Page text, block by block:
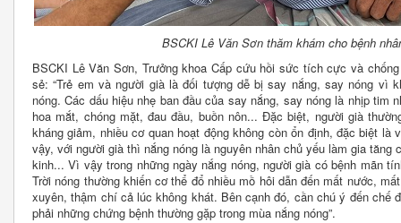
BSCKI Lê Văn Sơn thăm khám cho bệnh
BSCKI Lê Văn Sơn, Trưởng khoa Cấp cứu hồi sức tích cực và
sẻ: “Trẻ em và người già là đối tượng dễ bị say nắng, say nóng vì
nóng. Các dấu hiệu nhẹ ban đầu của say nắng, say nóng là nhịp tim
hoa mắt, chóng mặt, đau đầu, buồn nôn... Đặc biệt, người già
kháng giảm, nhiều cơ quan hoạt động không còn ổn định, đặc biệt
vậy, với người già thì nắng nóng là nguyên nhân chủ yếu làm gia
kinh... Vì vậy trong những ngày nắng nóng, người già có bệnh mãn
Trời nóng thường khiến cơ thể đổ nhiều mồ hôi dẫn đến mất nước,
xuyên, thậm chí cả lúc không khát. Bên cạnh đó, cần chú ý đến chế
phải những chứng bệnh thường gặp trong mùa nắng nóng”.